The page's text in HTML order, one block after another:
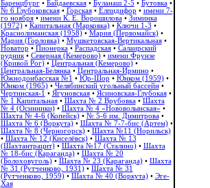
Баренцбург• Байдаевская• Буланаш 2-5 • Бутовка•
№ 6 Глубоковская• Горская• Елпидифор • имени 7-
го ноября• имени К. Е. Ворошилова• Зиминка
(1972)• Капитальная (Марковка)• Ключи 1-3 •
Краснолиманская (1958)• Мария (Первомайск)•
Мария (Горловка)• Мушкетовская-Вертикальная•
Новатор • Пионерка• Распадская• Салаирский
рудник• Северная (Кемерово)• имени Фрунзе
(Кривой Рог)• Центральная (Кемерово)•
Центральная-Белянка• Центральная-Ирмино •
Южнодонбасская №1 • Юр-Шор • Юнком (1959)•
Юнком (1965)• Челябинский угольный бассейн•
Чертинская-1 • Ягуновская• Ясиновская-Глубокая•
№ 1 Капитальная• Шахта № 2 Врубовка• Шахта
№ 4 (Осинники)• Шахта № 4 «Нововолынская» •
Шахта № 4-6 (Копейск)• № 5-6 им. Димитрова•
Шахта № 6 (Воркута)• Шахта № 7-7-бис (Артем)•
Шахта № 8 (Черногорск)• Шахта №11 (Норильск)
• Шахта № 12 (Киселёвск)• Шахта № 13
(Шахтантрацит)• Шахта №17 (Сталино)• Шахта
№ 18-бис (Караганда)• Шахта № 20
(Болоховуголь)‎• Шахта № 23 (Караганда)• Шахта
№ 31 (Рутченково, 1931)• Шахта № 31
(Рутченково, 1959)• Шахта № 40 (Воркута)• Эге-
Хая